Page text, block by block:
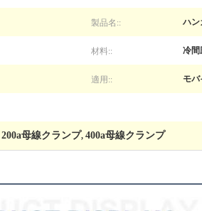
製品名:: ハン
材料:: 冷間
適用:: モ
200a母線クランプ, 400a母線クランプ